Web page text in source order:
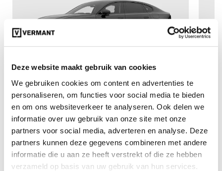
Deze website maakt gebruik van cookies
We gebruiken cookies om content en advertenties te
personaliseren, om functies voor social media te bieden
en om ons websiteverkeer te analyseren. Ook delen we
informatie over uw gebruik van onze site met onze
partners voor social media, adverteren en analyse. Deze
partners kunnen deze gegevens combineren met andere
informatie die u aan ze heeft verstrekt of die ze hebben
verzameld op basis van uw gebruik van hun services.
€ 90.230€ 74.950
10006285
incl. BTW
Volvo ES90 Ultra Single Motor Extended Range
Elektrisch (BEV)
Automaat 7000 km
Elektrisch
Vergelijken